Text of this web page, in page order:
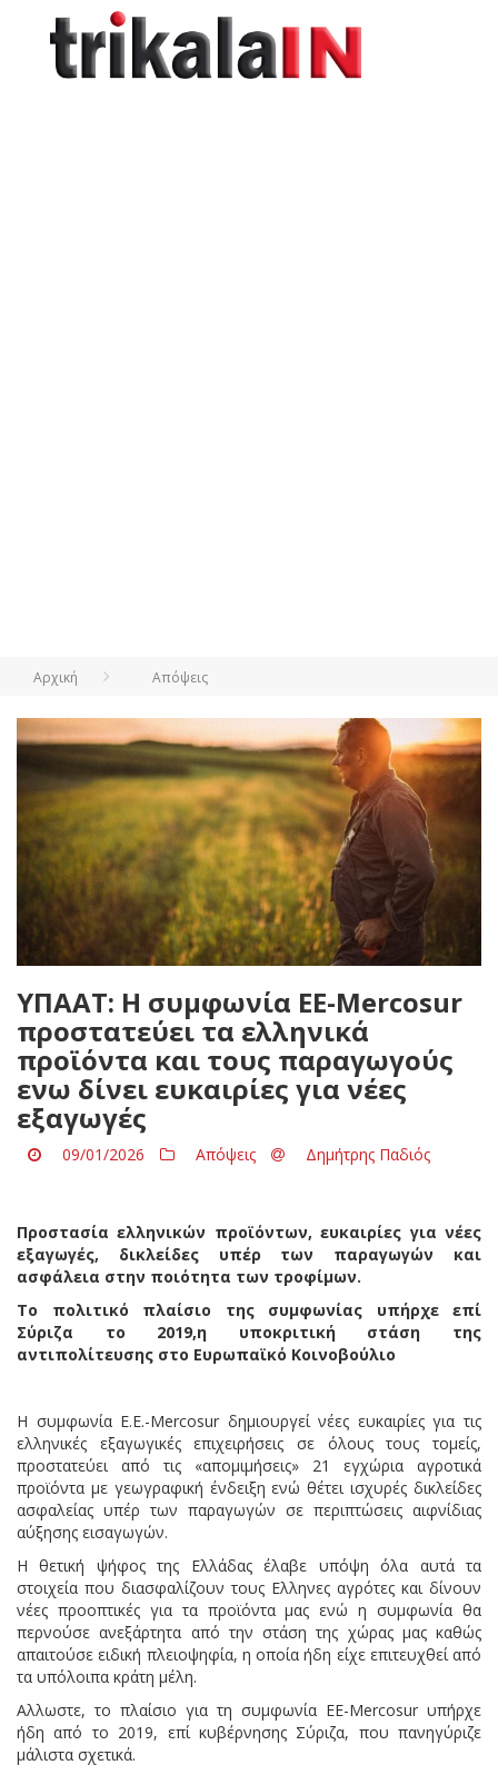
Αρχική Απόψεις
ΥΠΑΑΤ: Η συμφωνία EE-Mercosur
προστατεύει τα ελληνικά
προϊόντα και τους παραγωγούς
ενω δίνει ευκαιρίες για νέες
εξαγωγές
09/01/2026 Απόψεις Δημήτρης Παδιός
Προστασία ελληνικών προϊόντων, ευκαιρίες για νέες
εξαγωγές, δικλείδες υπέρ των παραγωγών και
ασφάλεια στην ποιότητα των τροφίμων.
Το πολιτικό πλαίσιο της συμφωνίας υπήρχε επί
Σύριζα το 2019,η υποκριτική στάση της
αντιπολίτευσης στο Ευρωπαϊκό Κοινοβούλιο
Η συμφωνία Ε.Ε.-Mercosur δημιουργεί νέες ευκαιρίες για τις
ελληνικές εξαγωγικές επιχειρήσεις σε όλους τους τομείς,
προστατεύει από τις «απομιμήσεις» 21 εγχώρια αγροτικά
προϊόντα με γεωγραφική ένδειξη ενώ θέτει ισχυρές δικλείδες
ασφαλείας υπέρ των παραγωγών σε περιπτώσεις αιφνίδιας
αύξησης εισαγωγών.
Η θετική ψήφος της Ελλάδας έλαβε υπόψη όλα αυτά τα
στοιχεία που διασφαλίζουν τους Ελληνες αγρότες και δίνουν
νέες προοπτικές για τα προϊόντα μας ενώ η συμφωνία θα
περνούσε ανεξάρτητα από την στάση της χώρας μας καθώς
απαιτούσε ειδική πλειοψηφία, η οποία ήδη είχε επιτευχθεί από
τα υπόλοιπα κράτη μέλη.
Αλλωστε, το πλαίσιο για τη συμφωνία ΕΕ-Mercosur υπήρχε
ήδη από το 2019, επί κυβέρνησης Σύριζα, που πανηγύριζε
μάλιστα σχετικά.